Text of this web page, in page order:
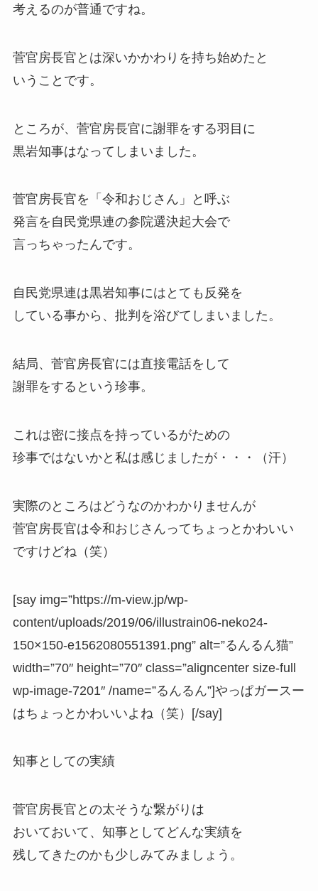
考えるのが普通ですね。
菅官房長官とは深いかかわりを持ち始めたと
いうことです。
ところが、菅官房長官に謝罪をする羽目に
黒岩知事はなってしまいました。
菅官房長官を 「令和おじさん」
と呼ぶ
発言を自民党県連の参院選決起大会で
言っちゃったんです。
自民党県連は黒岩知事にはとても反発を
している事から、批判を浴びてしまいました。
結局、菅官房長官には直接電話をして
謝罪をするという珍事。
これは密に接点を持っているがための
珍事ではないかと私は感じましたが・・・（汗）
実際のところはどうなのかわかりませんが
菅官房長官は令和おじさんってちょっとかわいい
ですけどね（笑）
[say img=”https://m-view.jp/wp-
content/uploads/2019/06/illustrain06-neko24-
150×150-e1562080551391.png” alt=”るんるん猫”
width=”70″ height=”70″ class=”aligncenter size-full
wp-image-7201″ /name=”るんるん”]やっぱガースー
はちょっとかわいいよね（笑）[/say]
知事としての実績
菅官房長官との太そうな繋がりは
おいておいて、知事としてどんな実績を
残してきたのかも少しみてみましょう。